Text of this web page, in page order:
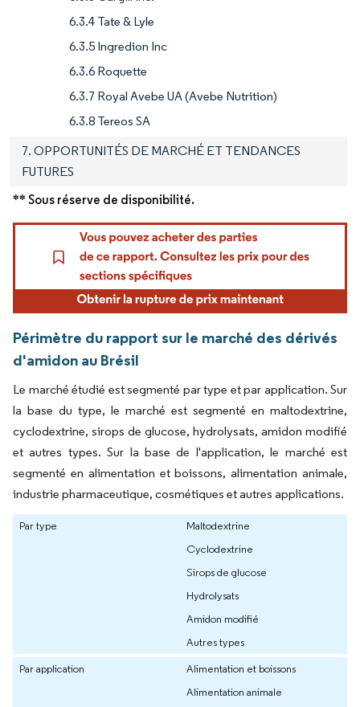
6.3.4 Tate & Lyle
6.3.5 Ingredion Inc
6.3.6 Roquette
6.3.7 Royal Avebe UA (Avebe Nutrition)
6.3.8 Tereos SA
7. OPPORTUNITÉS DE MARCHÉ ET TENDANCES
FUTURES
** Sous réserve de disponibilité.
Périmètre du rapport sur le marché des dérivés
d'amidon au Brésil
Le marché étudié est segmenté par type et par application. Sur
la base du type, le marché est segmenté en maltodextrine,
cyclodextrine, sirops de glucose, hydrolysats, amidon modifié
et autres types. Sur la base de l'application, le marché est
segmenté en alimentation et boissons, alimentation animale,
industrie pharmaceutique, cosmétiques et autres applications.
Par type
Maltodextrine
Cyclodextrine
Sirops de glucose
Hydrolysats
Amidon modifié
Autres types
Par application
Alimentation et boissons
Alimentation animale